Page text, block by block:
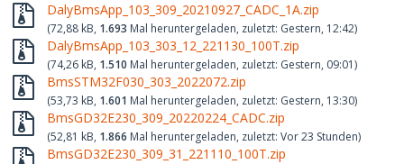
DalyBmsApp_103_309_20210927_CADC_1A.zip
(72,88 kB, 1.693 Mal heruntergeladen, zuletzt: Gestern, 12:42)
DalyBmsApp_103_303_12_221130_100T.zip
(74,26 kB, 1.510 Mal heruntergeladen, zuletzt: Gestern, 09:01)
BmsSTM32F030_303_2022072.zip
(53,73 kB, 1.601 Mal heruntergeladen, zuletzt: Gestern, 13:30)
BmsGD32E230_309_20220224_CADC.zip
(52,81 kB, 1.866 Mal heruntergeladen, zuletzt: Vor 23 Stunden)
BmsGD32E230_309_31_221110_100T.zip